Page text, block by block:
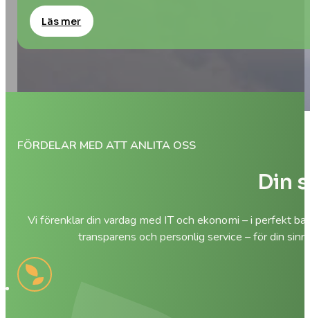
Läs mer
FÖRDELAR MED ATT ANLITA OSS
Din
Vi förenklar din vardag med IT och ekonomi – i perfekt
transparens och personlig service – för din